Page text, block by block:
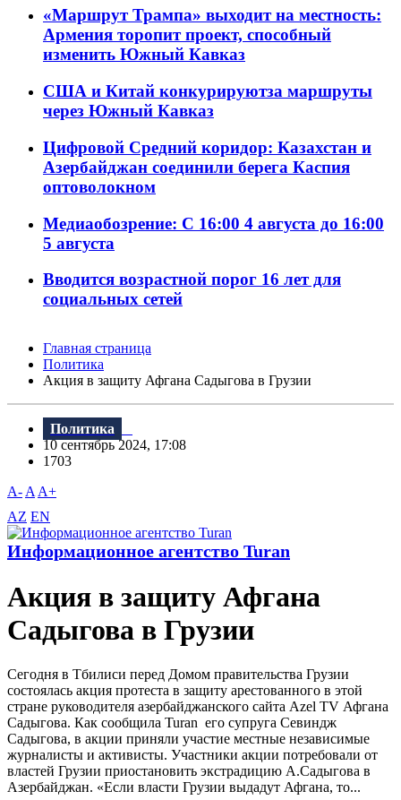
«Маршрут Трампа» выходит на местность:
Армения торопит проект, способный
изменить Южный Кавказ
США и Китай конкурируютза маршруты
через Южный Кавказ
Цифровой Средний коридор: Казахстан и
Азербайджан соединили берега Каспия
оптоволокном
Медиаобозрение: С 16:00 4 августа до 16:00
5 августа
Вводится возрастной порог 16 лет для
социальных сетей
Главная страница
Политика
Акция в защиту Афгана Садыгова в Грузии
Политика
10 сентябрь 2024, 17:08
1703
A- A A+
AZ EN
Информационное агентство Turan
Акция в защиту Афгана
Садыгова в Грузии
Сегодня в Тбилиси перед Домом правительства Грузии
состоялась акция протеста в защиту арестованного в этой
стране руководителя азербайджанского сайта Azel TV Афгана
Садыгова. Как сообщила Turan его супруга Севиндж
Садыгова, в акции приняли участие местные независимые
журналисты и активисты. Участники акции потребовали от
властей Грузии приостановить экстрадицию А.Садыгова в
Азербайджан. «Если власти Грузии выдадут Афгана, то...